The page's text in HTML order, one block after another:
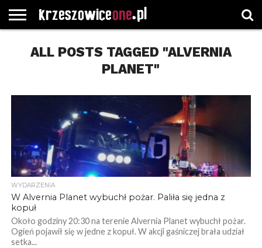
GŁÓWNA
WYBORY
SAMORZĄDOWE
WYBIERZ
KATEGORIE
ROZKŁADY
JAZDY
GREGORCZYK
WATCH
KONTAKT
ALL POSTS TAGGED "ALVERNIA
PLANET"
WYDARZENIA
W Alvernia Planet wybuchł pożar. Paliła się jedna z
kopuł
Około godziny 20:30 na terenie Alvernia Planet wybuchł pożar.
Ogień pojawił się w jedne z kopuł. W akcji gaśniczej brała udział
setka...